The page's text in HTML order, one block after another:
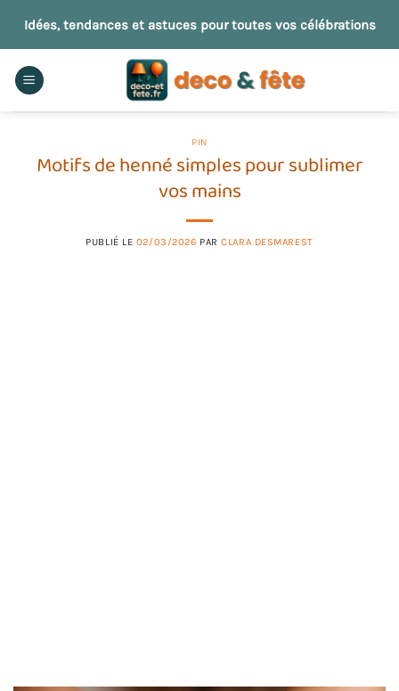
contenu
Idées, tendances et astuces pour toutes vos célébrations
PIN
Motifs de henné simples pour sublimer
vos mains
PUBLIÉ LE 02/03/2026 PARCLARA DESMAREST